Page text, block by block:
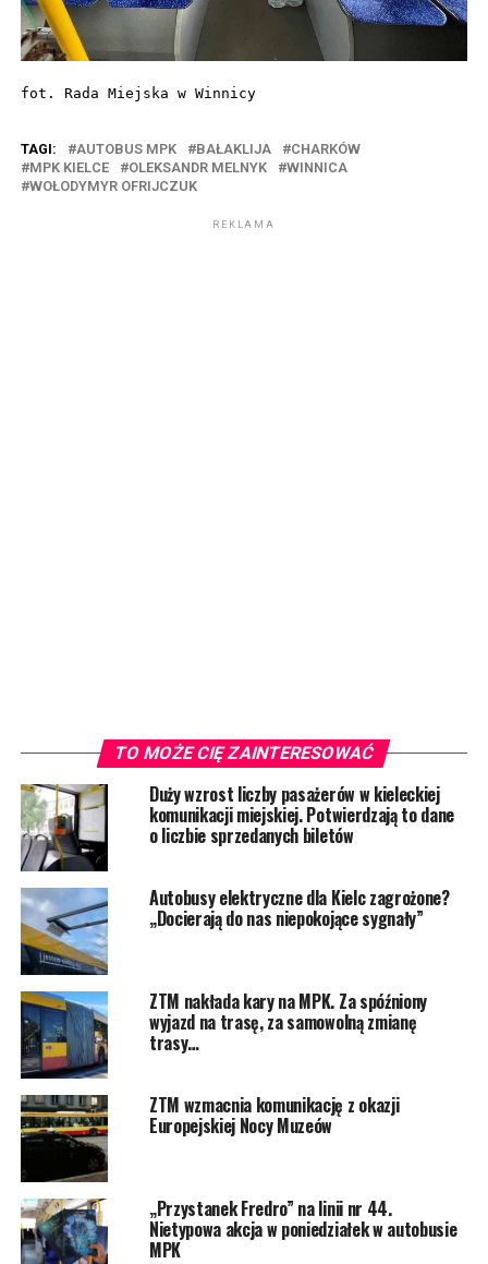
fot. Rada Miejska w Winnicy
TAGI: AUTOBUS MPK BAŁAKLIJA
CHARKÓW
MPK KIELCE
OLEKSANDR MELNYK
WINNICA
WOŁODYMYR OFRIJCZUK
REKLAMA
TO MOŻE CIĘ ZAINTERESOWAĆ
Duży wzrost liczby pasażerów w kieleckiej
komunikacji miejskiej. Potwierdzają to dane
o liczbie sprzedanych biletów
Autobusy elektryczne dla Kielc zagrożone?
„Docierają do nas niepokojące sygnały”
ZTM nakłada kary na MPK. Za spóźniony
wyjazd na trasę, za samowolną zmianę
trasy…
ZTM wzmacnia komunikację z okazji
Europejskiej Nocy Muzeów
„Przystanek Fredro” na linii nr 44.
Nietypowa akcja w poniedziałek w autobusie
MPK